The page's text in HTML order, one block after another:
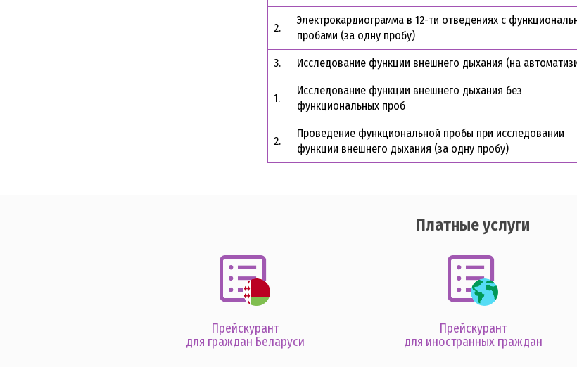
2.
Электрокардиограмма в 12-ти отведениях с
пробами (за одну пробу)
3. Исследование функции внешнего дыхания (на
1.
Исследование функции внешнего дыхания без
функциональных проб
2.
Проведение функциональной пробы при исследовании
функции внешнего дыхания (за одну пробу)
Платные услуги
Прейскурант
для граждан Беларуси
Прейскурант
для иностранных граждан